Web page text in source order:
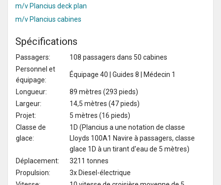
m/v Plancius deck plan
m/v Plancius cabines
Spécifications
Passagers:
108 passagers dans 50 cabines
Personnel et
équipage:
Équipage 40 | Guides 8 | Médecin 1
Longueur:
89 mètres (293 pieds)
Largeur:
14,5 mètres (47 pieds)
Projet:
5 mètres (16 pieds)
Classe de
glace:
1D (Plancius a une notation de classe
Lloyds 100A1 Navire à passagers, classe
glace 1D à un tirant d'eau de 5 mètres)
Déplacement:
3211 tonnes
Propulsion:
3x Diesel-électrique